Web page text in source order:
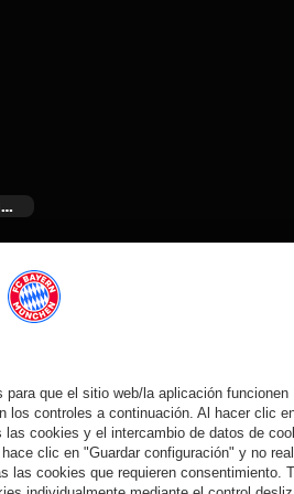
MYFCBAYERN
Colaborador
Online
Moda
Jugadores
Nuevo